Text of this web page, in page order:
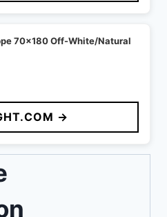
70x180 Off-White/Natural
kr..
→